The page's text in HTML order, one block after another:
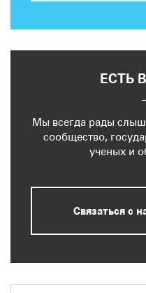
ЕСТЬ
Мы всегда рады
сообщество,
ученых и
Связаться с